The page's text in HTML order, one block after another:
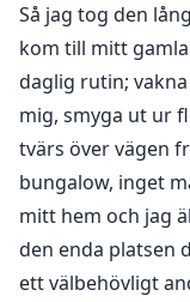
Så jag tog den
kom till mitt
daglig rutin;
mig, smyga ut ur
tvärs över vägen
bungalow, inget
mitt hem och jag
den enda platsen
ett välbehövligt